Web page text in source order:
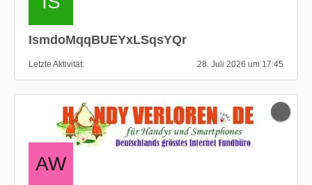
IsmdoMqqBUEYxLSqsYQr
Letzte Aktivität 28. Juli 2026 um 17:45